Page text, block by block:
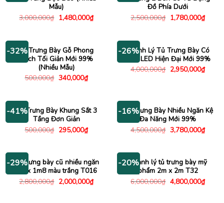
Mẫu)
3,000,000₫ Giá
gốc
1,480,000₫Giá
hiện
1,480,000₫.
Đồ Phía Dưới
2,500,000₫ Giá
gốc
1,780,000₫Giá
hiện
-32%Kệ Trưng Bày Gỗ Phong
Cách Tối Giản Mới 99%
(Nhiều Mẫu)
500,000₫ Giá
340,000₫Giá
hiện
340,000₫.
-26%
Thanh Lý Tủ Trưng Bày Có
Đèn LED Hiện Đại Mới 99%
4,000,000₫ Giá
gốc
2,950,000₫Giá
hiện
-41%
Kệ Trưng Bày Khung Sắt 3
Tầng Đơn Giản
500,000₫ Giá
295,000₫Giá
hiện
295,000₫.
-16%
Tủ Trưng Bày Nhiều Ngăn Kệ
Đa Năng Mới 99%
4,500,000₫ Giá
gốc
3,780,000₫Giá
hiện
-29%
Tủ trưng bày cũ nhiều ngăn
1m x 1m8 màu trắng T016
2,800,000₫ Giá
gốc
2,000,000₫Giá
hiện
-20%Thanh lý tủ trưng bày mỹ
phẩm 2m x 2m T32
6,000,000₫ Giá
gốc
4,800,000₫Giá
hiện